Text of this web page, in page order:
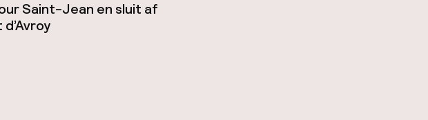
Saint-Jean en sluit af